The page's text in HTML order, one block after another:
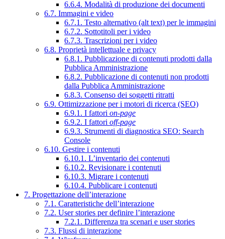
6.6.4. Modalità di produzione dei documenti
6.7. Immagini e video
6.7.1. Testo alternativo (alt text) per le immagini
6.7.2. Sottotitoli per i video
6.7.3. Trascrizioni per i video
6.8. Proprietà intellettuale e privacy
6.8.1. Pubblicazione di contenuti prodotti dalla
Pubblica Amministrazione
6.8.2. Pubblicazione di contenuti non prodotti
dalla Pubblica Amministrazione
6.8.3. Consenso dei soggetti ritratti
6.9. Ottimizzazione per i motori di ricerca (SEO)
6.9.1. I fattori on-page
6.9.2. I fattori off-page
6.9.3. Strumenti di diagnostica SEO: Search
Console
6.10. Gestire i contenuti
6.10.1. L’inventario dei contenuti
6.10.2. Revisionare i contenuti
6.10.3. Migrare i contenuti
6.10.4. Pubblicare i contenuti
7. Progettazione dell’interazione
7.1. Caratteristiche dell’interazione
7.2. User stories per definire l’interazione
7.2.1. Differenza tra scenari e user stories
7.3. Flussi di interazione